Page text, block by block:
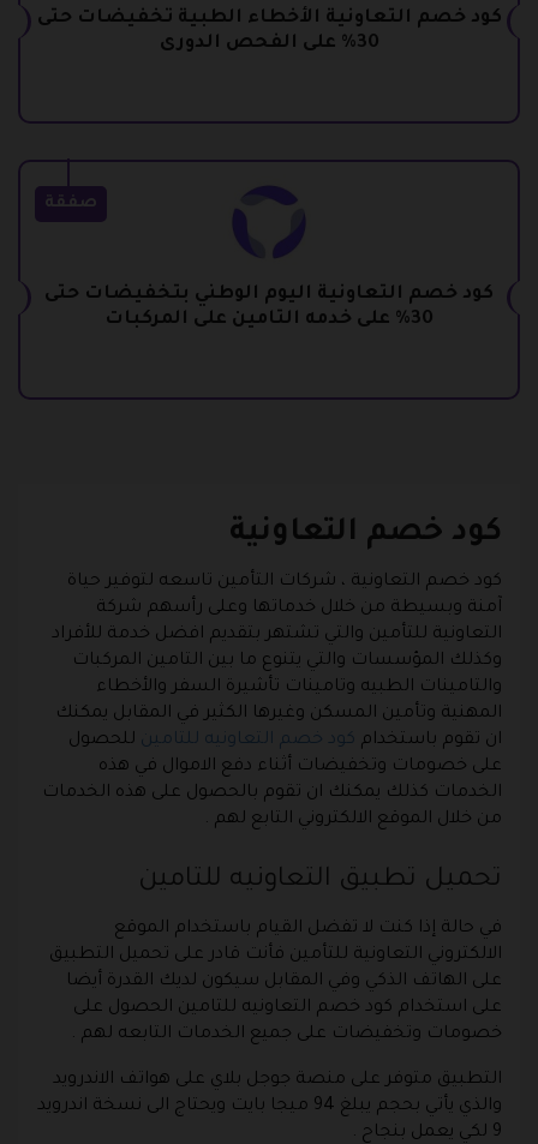
كود خصم التعاونية الأخطاء الطبية تخفيضات حتى
30% على الفحص الدورى
صفقة
كود خصم التعاونية اليوم الوطني بتخفيضات حتى
30% على خدمه التامين على المركبات
كود خصم التعاونية
كود خصم التعاونية ، شركات التأمين تاسعه لتوفير حياة
آمنة وبسيطة من خلال خدماتها وعلى رأسهم شركة
التعاونية للتأمين والتي تشتهر بتقديم افضل خدمة للأفراد
وكذلك المؤسسات والتي يتنوع ما بين التامين المركبات
والتامينات الطبيه وتامينات تأشيرة السفر والأخطاء
المهنية وتأمين المسكن وغيرها الكثير في المقابل يمكنك
ان تقوم باستخدام كود خصم التعاونيه للتامين للحصول
على خصومات وتخفيضات أثناء دفع الاموال في هذه
الخدمات كذلك يمكنك ان تقوم بالحصول على هذه الخدمات
من خلال الموقع الالكتروني التابع لهم .
تحميل تطبيق التعاونيه للتامين
في حالة إذا كنت لا تفضل القيام باستخدام الموقع
الالكتروني التعاونية للتأمين فأنت قادر على تحميل التطبيق
على الهاتف الذكي وفي المقابل سيكون لديك القدرة أيضا
على استخدام كود خصم التعاونيه للتامين الحصول على
خصومات وتخفيضات على جميع الخدمات التابعه لهم .
التطبيق متوفر على منصة جوجل بلاي على هواتف الاندرويد
والذي يأتي بحجم يبلغ 94 ميجا بايت ويحتاج الى نسخة اندرويد
9 لكي يعمل بنجاح .